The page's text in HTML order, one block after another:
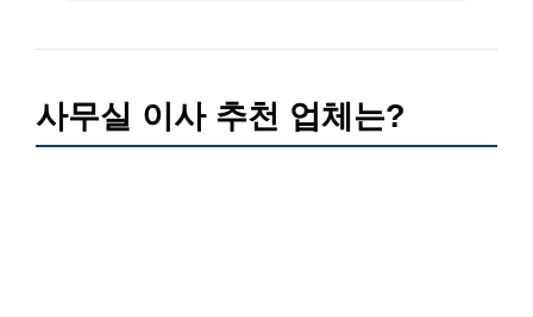
사무실 이사 추천 업체는?